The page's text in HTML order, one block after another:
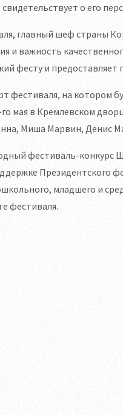
о его
главный шеф страны
и важность
фесту и предоставляет
фестиваля, на котором
мая в Кремлевском
Миша Марвин, Денис
фестиваль-конкурс
Президентского
младшего и
фестиваля.